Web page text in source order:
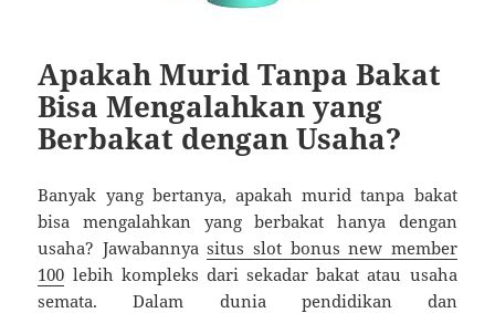
Apakah Murid Tanpa Bakat
Bisa Mengalahkan yang
Berbakat dengan Usaha?
Banyak yang bertanya, apakah murid tanpa bakat
bisa mengalahkan yang berbakat hanya dengan
usaha? Jawabannyasitus slot bonus new member
100 lebih kompleks dari sekadar bakat atau usaha
semata. Dalam dunia pendidikan dan